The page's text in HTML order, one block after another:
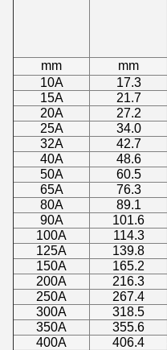
mm
mm
10A
17.3
15A
21.7
20A
27.2
25A
34.0
32A
42.7
40A
48.6
50A
60.5
65A
76.3
80A
89.1
90A
101.6
100A
114.3
125A
139.8
150A
165.2
200A
216.3
250A
267.4
300A
318.5
350A
355.6
400A
406.4